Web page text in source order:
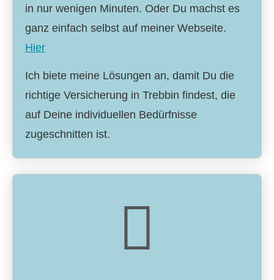
in nur wenigen Minuten. Oder Du machst es
ganz einfach selbst auf meiner Webseite.
Hier
Ich biete meine Lösungen an, damit Du die
richtige Versicherung in Trebbin findest, die
auf Deine individuellen Bedürfnisse
zugeschnitten ist.